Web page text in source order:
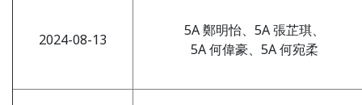
2024-08-13
5A 鄭明怡、5A 張芷琪、
5A 何偉豪、5A 何宛柔